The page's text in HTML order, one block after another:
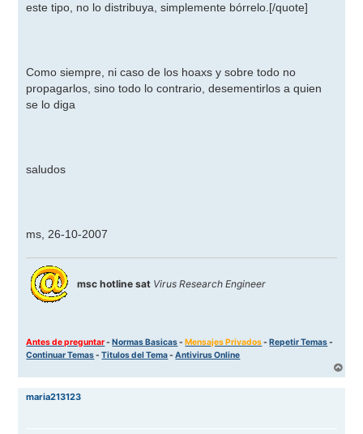
este tipo, no lo distribuya, simplemente bórrelo.[/quote]
Como siempre, ni caso de los hoaxs y sobre todo no
propagarlos, sino todo lo contrario, desementirlos a quien
se lo diga
saludos
ms, 26-10-2007
msc hotline sat Virus Research Engineer
Antes de preguntar-Normas Basicas-Mensajes Privados-Repetir Temas-
Continuar Temas-Titulos del Tema-Antivirus Online
r
maria213123